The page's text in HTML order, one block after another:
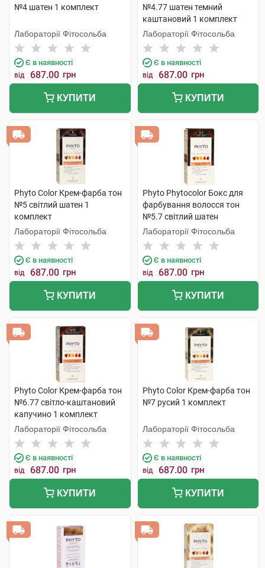
№4 шатен 1 комплект
Лабораторії Фітосольба
Є в наявності
від 687.00 грн
КУПИТИ
№4.77 шатен темний
каштановий 1 комплект
Лабораторії Фітосольба
Є в наявності
від 687.00 грн
КУПИТИ
Phyto Color Крем-фарба тон
№5 світлий шатен 1
комплект
Лабораторії Фітосольба
Є в наявності
від 687.00 грн
КУПИТИ
Phyto Phytocolor Бокс для
фарбування волосся тон
№5.7 світлий шатен
каштановий 1 комплект
Лабораторії Фітосольба
Є в наявності
від 687.00 грн
КУПИТИ
Phyto Color Крем-фарба тон
№6.77 світло-каштановий
капучино 1 комплект
Лабораторії Фітосольба
Є в наявності
від 687.00 грн
КУПИТИ
Phyto Color Крем-фарба тон
№7 русий 1 комплект
Лабораторії Фітосольба
Є в наявності
від 687.00 грн
КУПИТИ